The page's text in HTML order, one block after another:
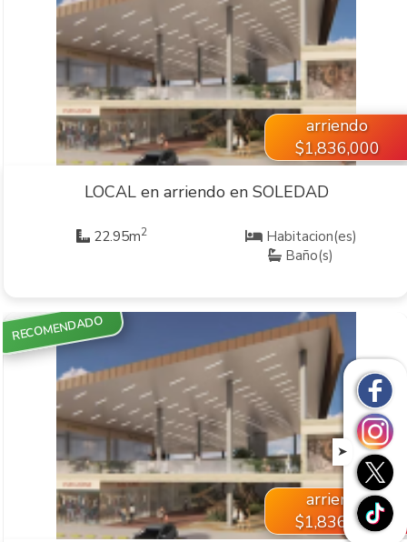
VER INMUEBLE
arriendo
$1,836,000
LOCAL en arriendo en SOLEDAD
22.95m2
Habitacion(es)
Baño(s)
VER INMUEBLE
RECOMENDADO
arriendo
$1,836,000
➤